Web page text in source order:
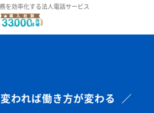
を効率化する法人電話サービス
われば働き方が変わる ／